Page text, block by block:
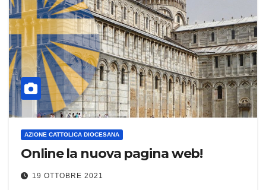
AZIONE CATTOLICA DIOCESANA
Online la nuova pagina web!
19 OTTOBRE 2021